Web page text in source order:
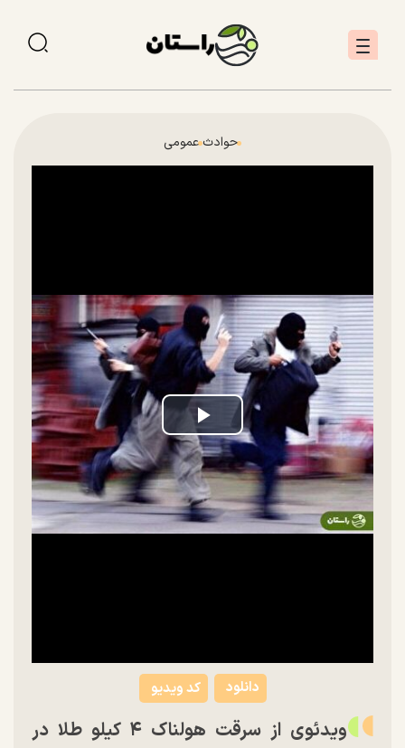
حوادث عمومی
Play
Video
کد ویدیو دانلود
ویدئوی از سرقت هولناک ۴ کیلو طلا در